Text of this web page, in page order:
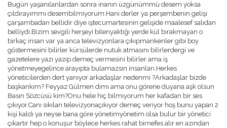
GÖZTEPELIST'E KATKI
ÖDÜLLER
BASIN BILDIRILERI
NASIL ÜYE OLURUM ?
ANKETLER
RÖPORTAJLAR
TRIBÜN
TRIBÜNDE BU HAFTA
TRIBÜN ANILARI
TRIBÜN BESTELERI
TEZAHÜRAT KAYITLARI
TARAFTAR ANAYASASI
MULTIMEDYA
Bugün yaşanılanlardan sonra inanın üzgünümmü desem yoksa
çıldırayımmı desembilmiyorum.Hani derler ya perşembenin gelişi
çarşambadan bellidir diye iştecumartesinin gelişide maalesef salıdan
belliydi.Bizim sevgili herşeyi bilenyaktığı yerde kül bırakmayan o
birkaç insan var ya anca televizyonlara çıkıpmankenler gibi boy
göstermesini bilirler kürsülerde nutuk atmasını bilirlerdergi ve
gazetelere yazı yazıp demeç vermesini bilirler ama iş
yönetmeyegelince arayıpta bulamazsın insanları.Herkes
yöneticilerden dert yanıyor arkadaşlar nedenmi ?Arkadaşlar bizde
başkankim? Feyyaz Gülmen dimi ama onu görene duyana aşk olsun
Basın Sözcüsü kim?Onu hele hiç bilmiyorum her kafadan bir ses
çıkıyor.Canı sıkılan televizyonaçıkıyor demeç veriyor hoş bunu yapan 2
kişi kaldı ya neyse bana göre yönetimyönetim olsa bulur bir yönetici
çıkartır hep o konuşur böylece herkes rahat birnefes alır en azından